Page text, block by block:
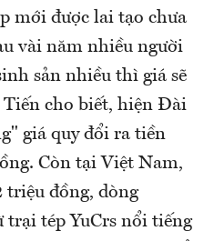
mới được lai tạo chưa
vài năm nhiều người
sản nhiều thì giá sẽ
cho biết, hiện Đài
giá quy đổi ra tiền
Còn tại Việt Nam,
triệu đồng, dòng
trại tép YuCrs nổi tiếng